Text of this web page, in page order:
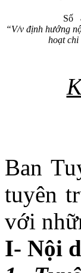
Số
“V/v định hướng
hoạt chi
Ban
tuyên
với
I- Nội